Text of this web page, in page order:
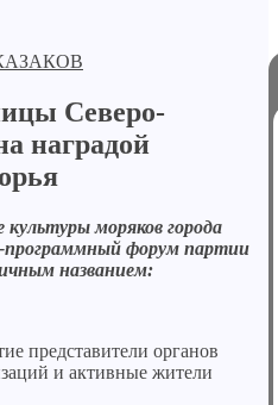
Северо-
наградой
моряков города
программный форум партии
названием:
представители органов
и активные жители